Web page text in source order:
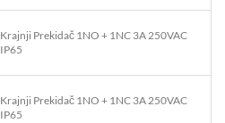
Krajnji Prekidač 1NO + 1NC 3A 250VAC
IP65
Krajnji Prekidač 1NO + 1NC 3A 250VAC
IP65